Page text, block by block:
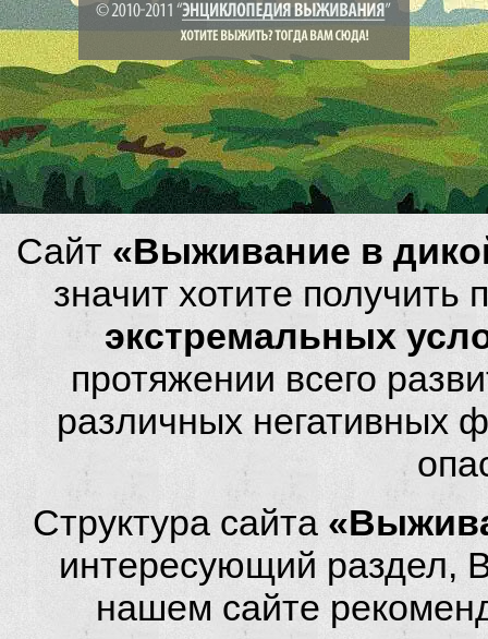
Сайт «Выживание в
значит хотите
экстремальных
протяжении всего
различных негативных
Структура сайта
интересующий раздел,
нашем сайте